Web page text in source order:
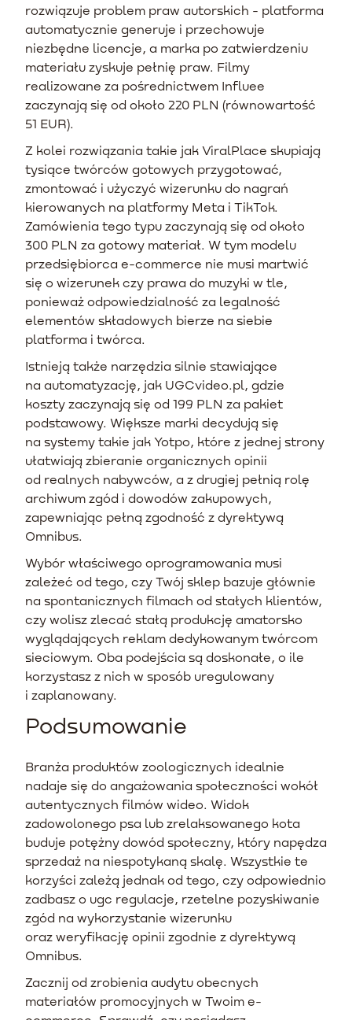
rozwiązuje problem praw autorskich - platforma
automatycznie generuje i przechowuje
niezbędne licencje, a marka po zatwierdzeniu
materiału zyskuje pełnię praw. Filmy
realizowane za pośrednictwem Influee
zaczynają się od około 220 PLN (równowartość
51 EUR).
Z kolei rozwiązania takie jak ViralPlace skupiają
tysiące twórców gotowych przygotować,
zmontować i użyczyć wizerunku do nagrań
kierowanych na platformy Meta i TikTok.
Zamówienia tego typu zaczynają się od około
300 PLN za gotowy materiał. W tym modelu
przedsiębiorca e-commerce nie musi martwić
się o wizerunek czy prawa do muzyki w tle,
ponieważ odpowiedzialność za legalność
elementów składowych bierze na siebie
platforma i twórca.
Istnieją także narzędzia silnie stawiające
na automatyzację, jak UGCvideo.pl, gdzie
koszty zaczynają się od 199 PLN za pakiet
podstawowy. Większe marki decydują się
na systemy takie jak Yotpo, które z jednej strony
ułatwiają zbieranie organicznych opinii
od realnych nabywców, a z drugiej pełnią rolę
archiwum zgód i dowodów zakupowych,
zapewniając pełną zgodność z dyrektywą
Omnibus.
Wybór właściwego oprogramowania musi
zależeć od tego, czy Twój sklep bazuje głównie
na spontanicznych filmach od stałych klientów,
czy wolisz zlecać stałą produkcję amatorsko
wyglądających reklam dedykowanym twórcom
sieciowym. Oba podejścia są doskonałe, o ile
korzystasz z nich w sposób uregulowany
i zaplanowany.
Podsumowanie
Branża produktów zoologicznych idealnie
nadaje się do angażowania społeczności wokół
autentycznych filmów wideo. Widok
zadowolonego psa lub zrelaksowanego kota
buduje potężny dowód społeczny, który napędza
sprzedaż na niespotykaną skalę. Wszystkie te
korzyści zależą jednak od tego, czy odpowiednio
zadbasz o ugc regulacje, rzetelne pozyskiwanie
zgód na wykorzystanie wizerunku
oraz weryfikację opinii zgodnie z dyrektywą
Omnibus.
Zacznij od zrobienia audytu obecnych
materiałów promocyjnych w Twoim e-